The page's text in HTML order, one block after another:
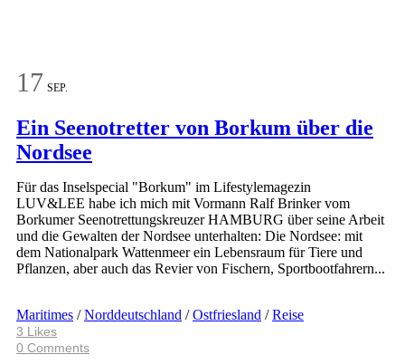
17 SEP.
Ein Seenotretter von Borkum über die
Nordsee
Für das Inselspecial "Borkum" im Lifestylemagezin
LUV&LEE habe ich mich mit Vormann Ralf Brinker vom
Borkumer Seenotrettungskreuzer HAMBURG über seine Arbeit
und die Gewalten der Nordsee unterhalten: Die Nordsee: mit
dem Nationalpark Wattenmeer ein Lebensraum für Tiere und
Pflanzen, aber auch das Revier von Fischern, Sportbootfahrern...
Maritimes /Norddeutschland /Ostfriesland /Reise
3 Likes
0 Comments